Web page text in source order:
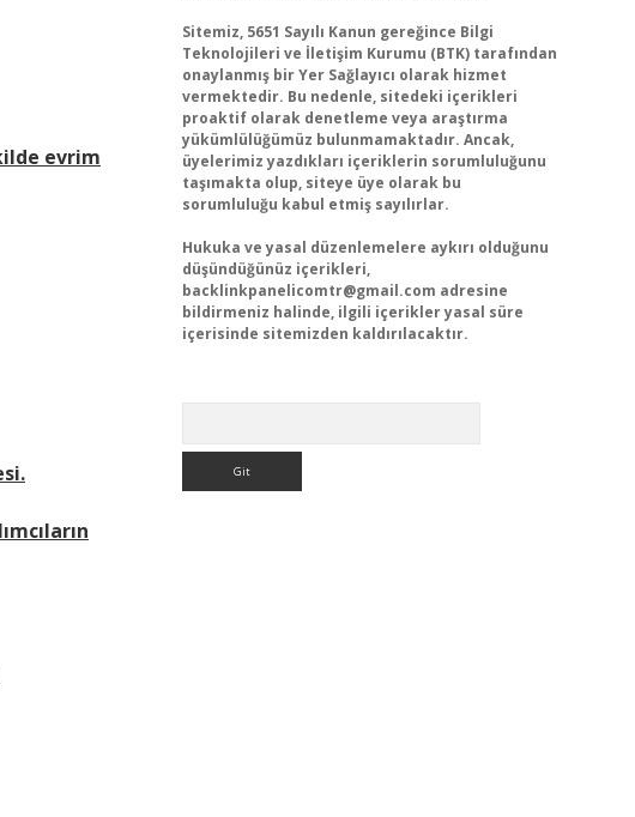
evrim
Sitemiz, 5651 Sayılı Kanun gereğince Bilgi
Teknolojileri ve İletişim Kurumu (BTK) tarafından
onaylanmış bir Yer Sağlayıcı olarak hizmet
vermektedir. Bu nedenle, sitedeki içerikleri
proaktif olarak denetleme veya araştırma
yükümlülüğümüz bulunmamaktadır. Ancak,
üyelerimiz yazdıkları içeriklerin sorumluluğunu
taşımakta olup, siteye üye olarak bu
sorumluluğu kabul etmiş sayılırlar.
Hukuka ve yasal düzenlemelere aykırı olduğunu
düşündüğünüz içerikleri,
backlinkpanelicomtr@gmail.com adresine
bildirmeniz halinde, ilgili içerikler yasal süre
içerisinde sitemizden kaldırılacaktır.